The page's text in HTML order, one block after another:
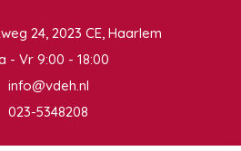
24, 2023 CE, Haarlem
- Vr 9:00 - 18:00
info@vdeh.nl
023-5348208